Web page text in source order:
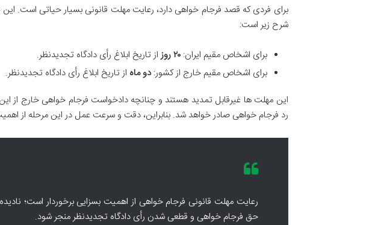
شرح زیر است:
برای اشخاص مقیم ایران:۲۰ روز
از تاریخ ابلاغ رأی دادگاه تجدیدنظر.
برای اشخاص مقیم خارج از کشور:دو ماه از تاریخ ابلاغ رأی دادگاه تجدیدنظر.
این مهلت ها غیرقابل تمدید هستند و چنانچه دادخواست فرجام خواهی خارج از
رد فرجام خواهی صادر خواهد شد. بنابراین، دقت و سرعت عمل در این مرحله از
رعایت مهلت قانونی فرجام خواهی از اهمیت بسزایی برخوردار است؛
حق فرجام خواهی و قطعی شدن رأی دادگاه تجدیدنظر منجر شود.